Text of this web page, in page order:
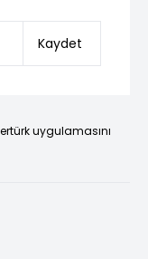
Kaydet
uygulamasını